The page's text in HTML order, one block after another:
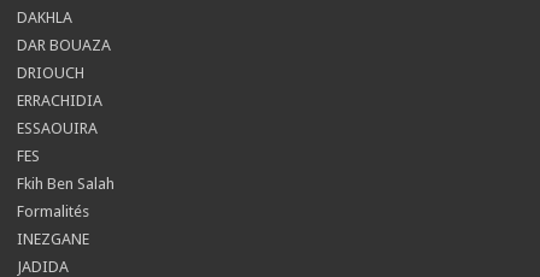
DAKHLA
DAR BOUAZA
DRIOUCH
ERRACHIDIA
ESSAOUIRA
FES
Fkih Ben Salah
Formalités
INEZGANE
JADIDA